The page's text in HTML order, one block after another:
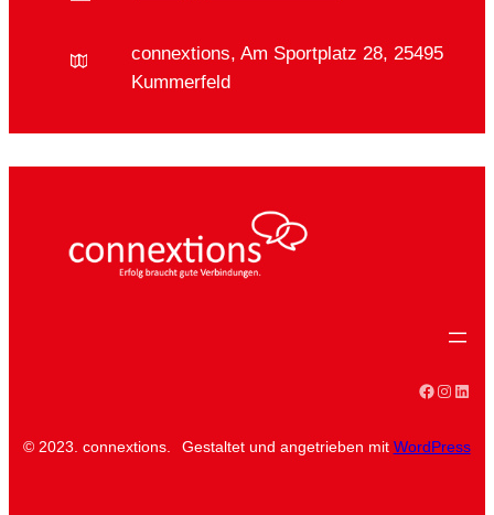
connextions, Am Sportplatz 28, 25495
Kummerfeld
Facebook
© 2023. connextions. Gestaltet und angetrieben mit WordPress